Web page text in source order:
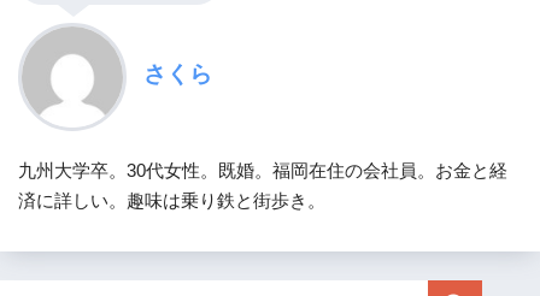
さくら
九州大学卒。30代女性。既婚。福岡在住の会社員。お金と経
済に詳しい。趣味は乗り鉄と街歩き。